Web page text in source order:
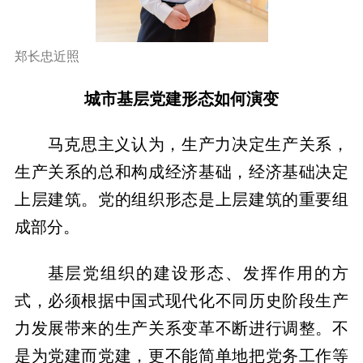
郑长忠近照
城市基层党建形态如何演变
马克思主义认为，生产力决定生产关系，
生产关系的总和构成经济基础，经济基础决定
上层建筑。党的组织形态是上层建筑的重要组
成部分。
基层党组织的建设形态、发挥作用的方
式，必须根据中国式现代化不同历史阶段生产
力发展带来的生产关系变革不断进行调整。不
是为党建而党建，更不能简单地把党务工作等